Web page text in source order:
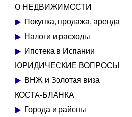
О НЕДВИЖИМОСТИ
Покупка, продажа, аренда
Налоги и расходы
Ипотека в Испании
ЮРИДИЧЕСКИЕ ВОПРОСЫ
ВНЖ и Золотая виза
КОСТА-БЛАНКА
Города и районы